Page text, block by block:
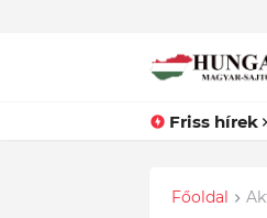
Friss hírek
Főoldal